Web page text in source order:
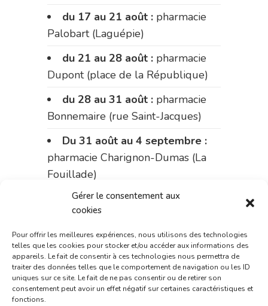
Gérer le consentement aux
cookies
Pour offrir les meilleures expériences, nous utilisons des technologies
telles que les cookies pour stocker et/ou accéder aux informations des
appareils. Le fait de consentir à ces technologies nous permettra de
traiter des données telles que le comportement de navigation ou les ID
uniques sur ce site. Le fait de ne pas consentir ou de retirer son
consentement peut avoir un effet négatif sur certaines caractéristiques et
fonctions.
du 17 au 21 août : pharmacie
Palobart (Laguépie)
du 21 au 28 août : pharmacie
Dupont (place de la République)
du 28 au 31 août : pharmacie
Bonnemaire (rue Saint-Jacques)
Du 31 août au 4 septembre :
pharmacie Charignon-Dumas (La
Fouillade)
du 4 au 11 septembre :
pharmacie Carnus (rue Marcellin-
Fabre)
du 11 au 14 septembre :
pharmacie Dupont (place de la
République)